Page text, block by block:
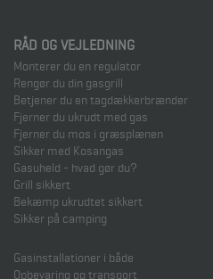
RÅD OG VEJLEDNING
Monterer du en regulator
Rengør du din gasgrill
Betjener du en tagdækkerbrænder
Fjerner du ukrudt med gas
Fjerner du mos i græsplænen
Sikker med Kosangas
Gasuheld - hvad gør du?
Grill sikkert
Bekæmp ukrudtet sikkert
Sikker på camping
Gasinstallationer i både
Opbevaring og transport